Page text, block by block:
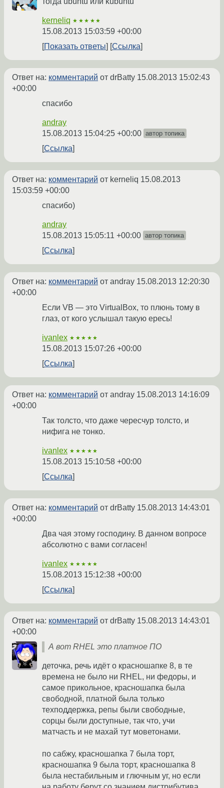
kerneliq ★★★★★
15.08.2013 15:03:59 +00:00
Показать ответы
Ссылка
Ответ на: комментарий от drBatty 15.08.2013 15:02:43
+00:00
спасибо
andray
15.08.2013 15:04:25 +00:00 автор топика
Ссылка
Ответ на: комментарий от kerneliq 15.08.2013
15:03:59 +00:00
спасибо)
andray
15.08.2013 15:05:11 +00:00 автор топика
Ссылка
Ответ на: комментарий от andray 15.08.2013 12:20:30
+00:00
Если VB — это VirtualBox, то плюнь тому в
глаз, от кого услышал такую ересь!
ivanlex ★★★★★
15.08.2013 15:07:26 +00:00
Ссылка
Ответ на: комментарий от andray 15.08.2013 14:16:09
+00:00
Так толсто, что даже чересчур толсто, и
нифига не тонко.
ivanlex ★★★★★
15.08.2013 15:10:58 +00:00
Ссылка
Ответ на: комментарий от drBatty 15.08.2013 14:43:01
+00:00
Два чая этому господину. В данном вопросе
абсолютно с вами согласен!
ivanlex ★★★★★
15.08.2013 15:12:38 +00:00
Ссылка
Ответ на: комментарий от drBatty 15.08.2013 14:43:01
+00:00
А вот RHEL это платное ПО
деточка, речь идёт о красношапке 8, в те
времена не было ни RHEL, ни федоры, и
самое прикольное, красношапка была
свободной, платной была только
техподдержка, репы были свободные,
сорцы были доступные, так что, учи
матчасть и не махай тут моветонами.
по сабжу, красношапка 7 была торт,
красношапка 9 была торт, красношапка 8
была нестабильным и глючным уг, но если